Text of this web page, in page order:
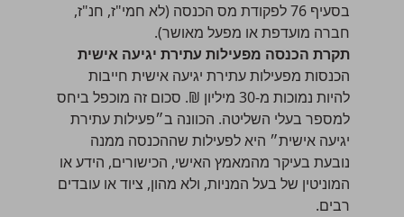
בסעיף 76 לפקודת מס הכנסה (לא חמי"ז, חנ"ז,
חברה מועדפת או מפעל מאושר).
תקרת הכנסה מפעילות עתירת יגיעה אישית
הכנסות מפעילות עתירת יגיעה אישית חייבות
להיות נמוכות מ-30 מיליון ₪. סכום זה מוכפל ביחס
למספר בעלי השליטה. הכוונה ב״פעילות עתירת
יגיעה אישית״ היא לפעילות שההכנסה ממנה
נובעת בעיקר מהמאמץ האישי, הכישורים, הידע או
המוניטין של בעל המניות, ולא מהון, ציוד או עובדים
רבים.